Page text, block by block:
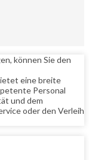
können Sie den
eine breite
Personal
und dem
oder den Verleih